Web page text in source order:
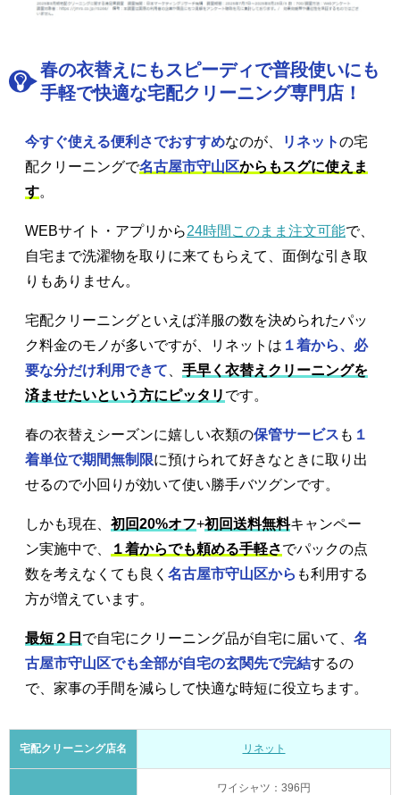
春の衣替えにもスピーディで普段使いにも
手軽で快適な宅配クリーニング専門店！
今すぐ使える便利さでおすすめなのが、 リネットの宅
配クリーニングで名古屋市守山区からもスグに使えま
す。
WEBサイト・アプリから24時間このまま注文可能で、
自宅まで洗濯物を取りに来てもらえて、面倒な引き取
りもありません。
宅配クリーニングといえば洋服の数を決められたパッ
ク料金のモノが多いですが、リネットは １着から、必
要な分だけ利用できて
手早く衣替えクリーニングを
済ませたいという方にピッタリ です。
春の衣替えシーズンに嬉しい衣類の保管サービス も １
着単位で期間無制限に預けられて好きなときに取り出
せるので小回りが効いて使い勝手バツグンです。
しかも現在、 初回20%オフ+初回送料無料キャンペー
ン実施中で、
１着からでも頼める手軽さでパックの点
数を考えなくても良く 名古屋市守山区から も利用する
方が増えています。
最短２日 で自宅にクリーニング品が自宅に届いて、 名
古屋市守山区でも全部が自宅の玄関先で完結するの
で、家事の手間を減らして快適な時短に役立ちます。
宅配クリーニング店名 リネット
ワイシャツ：396円